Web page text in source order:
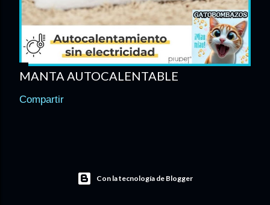
MANTA AUTOCALENTABLE
Compartir
Con la tecnología de Blogger